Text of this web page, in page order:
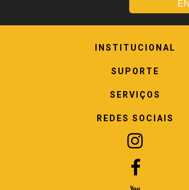
INSTITUCIONAL
SUPORTE
SERVIÇOS
REDES SOCIAIS